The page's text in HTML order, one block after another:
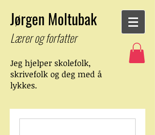
Jørgen Moltubak
Lærer og forfatter
Jeg hjelper skolefolk,
skrivefolk og deg med å
lykkes.